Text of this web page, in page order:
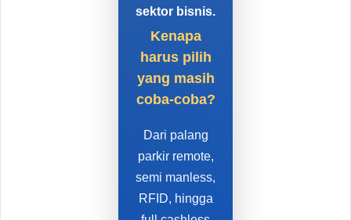
sektor bisnis.
Kenapa
harus pilih
yang masih
coba-coba?
Dari palang
parkir remote,
semi manless,
RFID, hingga